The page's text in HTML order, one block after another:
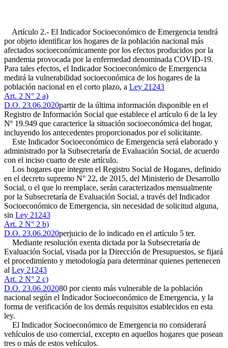
Artículo 2.- El Indicador Socioeconómico de Emergencia tendrá
por objeto identificar los hogares de la población nacional más
afectados socioeconómicamente por los efectos producidos por la
pandemia provocada por la enfermedad denominada COVID-19.
Para tales efectos, el Indicador Socioeconómico de Emergencia
medirá la vulnerabilidad socioeconómica de los hogares de la
población nacional en el corto plazo, a Ley 21243
Art. 2 N° 2 a)
D.O. 23.06.2020partir de la última información disponible en el
Registro de Información Social que establece el artículo 6 de la ley
Nº 19.949 que caracterice la situación socioeconómica del hogar,
incluyendo los antecedentes proporcionados por el solicitante.
Este Indicador Socioeconómico de Emergencia será elaborado y
administrado por la Subsecretaría de Evaluación Social, de acuerdo
con el inciso cuarto de este artículo.
Los hogares que integren el Registro Social de Hogares, definido
en el decreto supremo N° 22, de 2015, del Ministerio de Desarrollo
Social, o el que lo reemplace, serán caracterizados mensualmente
por la Subsecretaría de Evaluación Social, a través del Indicador
Socioeconómico de Emergencia, sin necesidad de solicitud alguna,
sin Ley 21243
Art. 2 N° 2 b)
D.O. 23.06.2020perjuicio de lo indicado en el artículo 5 ter.
Mediante resolución exenta dictada por la Subsecretaría de
Evaluación Social, visada por la Dirección de Presupuestos, se fijará
el procedimiento y metodología para determinar quienes pertenecen
al Ley 21243
Art. 2 N° 2 c)
D.O. 23.06.202080 por ciento más vulnerable de la población
nacional según el Indicador Socioeconómico de Emergencia, y la
forma de verificación de los demás requisitos establecidos en esta
ley.
El Indicador Socioeconómico de Emergencia no considerará
vehículos de uso comercial, excepto en aquellos hogares que posean
tres o más de estos vehículos.